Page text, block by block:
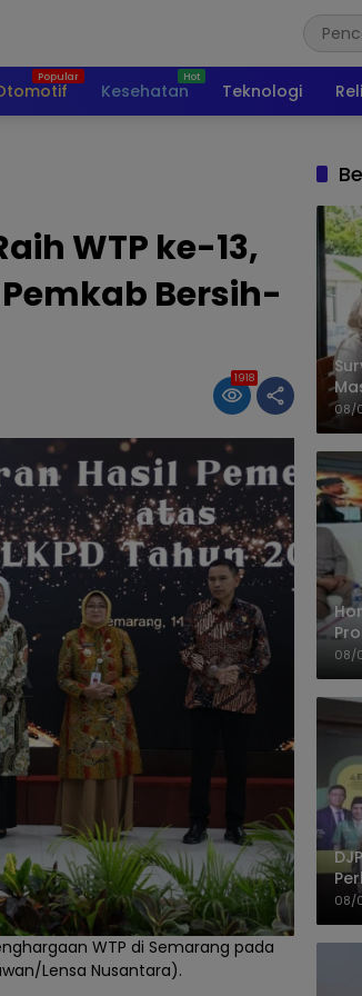
Kesehatan Teknologi
WTP ke-13,
Bersih-
1918
WTP di Semarang pada
Lensa Nusantara).
08/
08/
08/